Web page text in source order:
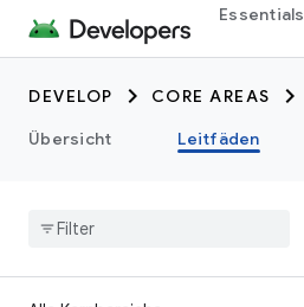
Essentials
DEVELOP CORE AREAS
Übersicht
Leitfäden